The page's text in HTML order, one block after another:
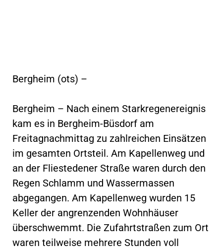
Bergheim (ots) –
Bergheim – Nach einem Starkregenereignis
kam es in Bergheim-Büsdorf am
Freitagnachmittag zu zahlreichen Einsätzen
im gesamten Ortsteil. Am Kapellenweg und
an der Fliestedener Straße waren durch den
Regen Schlamm und Wassermassen
abgegangen. Am Kapellenweg wurden 15
Keller der angrenzenden Wohnhäuser
überschwemmt. Die Zufahrtstraßen zum Ort
waren teilweise mehrere Stunden voll